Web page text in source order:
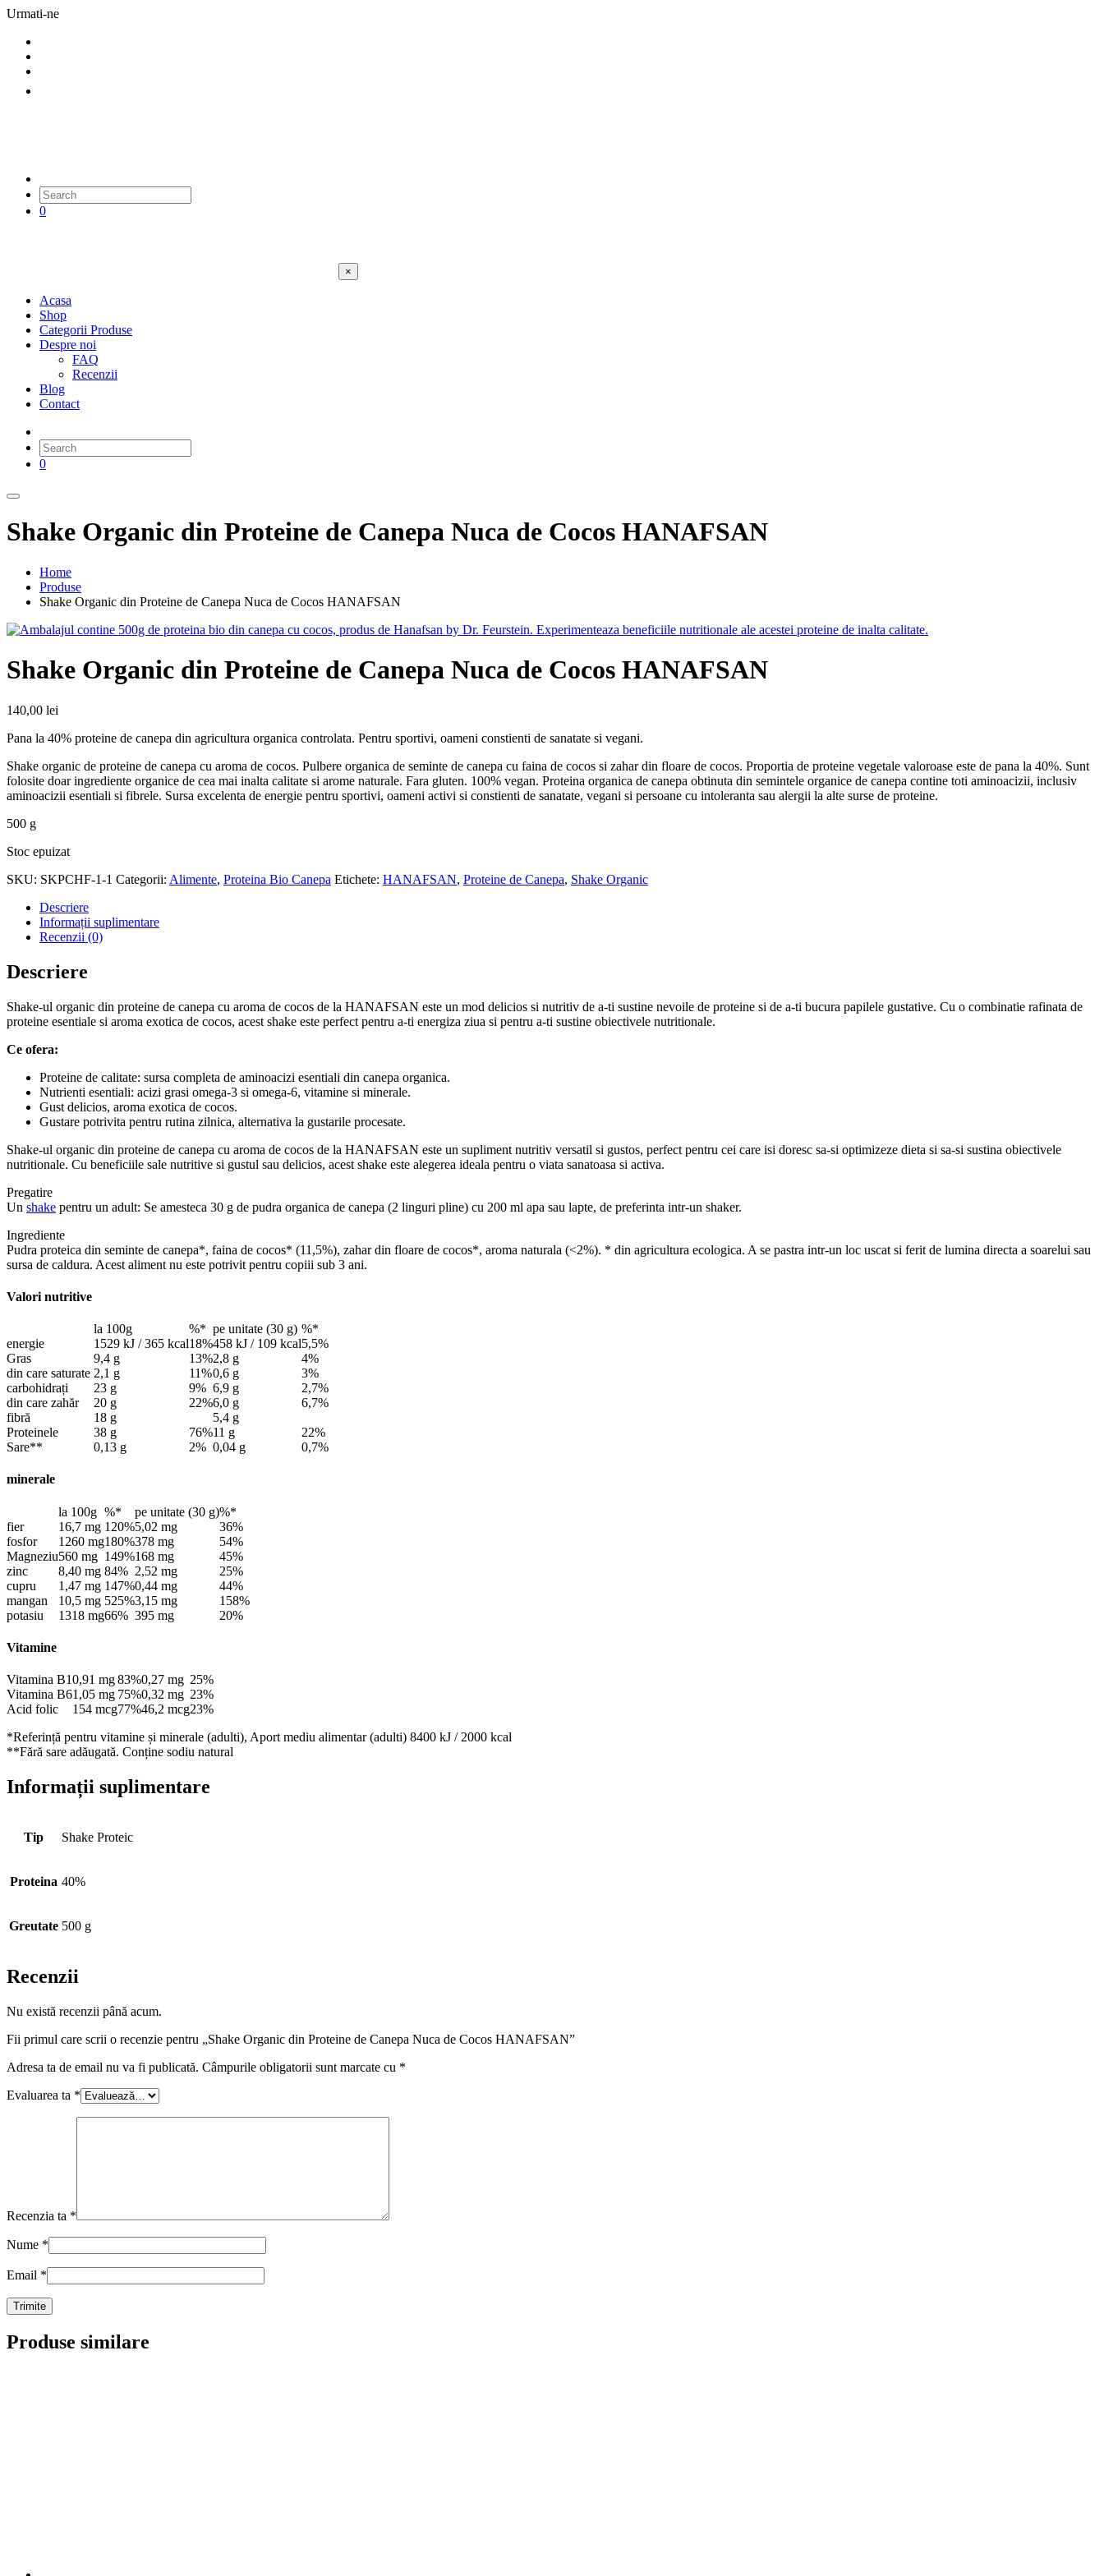
Urmati-ne
0
×
Acasa
Shop
Categorii Produse
Despre noi
FAQ
Recenzii
Blog
Contact
0
Shake Organic din Proteine ​​de Canepa Nuca de Cocos HANAFSAN
Home
Produse
Shake Organic din Proteine ​​de Canepa Nuca de Cocos HANAFSAN
Shake Organic din Proteine ​​de Canepa Nuca de Cocos HANAFSAN
140,00 lei
Pana la 40% proteine ​​de canepa din agricultura organica controlata. Pentru sportivi, oameni constienti de sanatate si vegani.
Shake organic de proteine ​​de canepa cu aroma de cocos. Pulbere organica de seminte de canepa cu faina de cocos si zahar din floare de cocos. Proportia de proteine ​​vegetale valoroase este de pana la 40%. Sunt
folosite doar ingrediente organice de cea mai inalta calitate si arome naturale. Fara gluten. 100% vegan. Proteina organica de canepa obtinuta din semintele organice de canepa contine toti aminoacizii, inclusiv
aminoacizii esentiali si fibrele. Sursa excelenta de energie pentru sportivi, oameni activi si constienti de sanatate, vegani si persoane cu intoleranta sau alergii la alte surse de proteine.
500 g
Stoc epuizat
SKU: SKPCHF-1-1 Categorii: Alimente, Proteina Bio Canepa Etichete: HANAFSAN, Proteine ​​de Canepa, Shake Organic
Descriere
Informații suplimentare
Recenzii (0)
Descriere
Shake-ul organic din proteine de canepa cu aroma de cocos de la HANAFSAN este un mod delicios si nutritiv de a-ti sustine nevoile de proteine si de a-ti bucura papilele gustative. Cu o combinatie rafinata de
proteine esentiale si aroma exotica de cocos, acest shake este perfect pentru a-ti energiza ziua si pentru a-ti sustine obiectivele nutritionale.
Ce ofera:
Proteine de calitate: sursa completa de aminoacizi esentiali din canepa organica.
Nutrienti esentiali: acizi grasi omega-3 si omega-6, vitamine si minerale.
Gust delicios, aroma exotica de cocos.
Gustare potrivita pentru rutina zilnica, alternativa la gustarile procesate.
Shake-ul organic din proteine de canepa cu aroma de cocos de la HANAFSAN este un supliment nutritiv versatil si gustos, perfect pentru cei care isi doresc sa-si optimizeze dieta si sa-si sustina obiectivele
nutritionale. Cu beneficiile sale nutritive si gustul sau delicios, acest shake este alegerea ideala pentru o viata sanatoasa si activa.
Pregatire
Un shake pentru un adult: Se amesteca 30 g de pudra organica de canepa (2 linguri pline) cu 200 ml apa sau lapte, de preferinta intr-un shaker.
Ingrediente
Pudra proteica din seminte de canepa*, faina de cocos* (11,5%), zahar din floare de cocos*, aroma naturala (<2%). * din agricultura ecologica. A se pastra intr-un loc uscat si ferit de lumina directa a soarelui sau
sursa de caldura. Acest aliment nu este potrivit pentru copiii sub 3 ani.
Valori nutritive
la 100g %* pe unitate (30 g) %*
energie
1529 kJ / 365 kcal18%458 kJ / 109 kcal5,5%
Gras
9,4 g 13%2,8 g
4%
din care saturate 2,1 g 11%0,6 g
3%
carbohidrați
23 g 9% 6,9 g
2,7%
din care zahăr
20 g 22%6,0 g
6,7%
fibră
18 g
5,4 g
Proteinele
38 g 76%11 g
22%
Sare**
0,13 g 2% 0,04 g 0,7%
minerale
la 100g %* pe unitate (30 g)%*
fier
16,7 mg 120%5,02 mg
36%
fosfor
1260 mg180%378 mg
54%
Magneziu560 mg 149%168 mg
45%
zinc
8,40 mg 84% 2,52 mg
25%
cupru
1,47 mg 147%0,44 mg
44%
mangan
10,5 mg 525%3,15 mg
158%
potasiu
1318 mg66% 395 mg 20%
Vitamine
Vitamina B10,91 mg83%0,27 mg 25%
Vitamina B61,05 mg 75%0,32 mg 23%
Acid folic
154 mcg77%46,2 mcg23%
*Referință pentru vitamine și minerale (adulti), Aport mediu alimentar (adulti) 8400 kJ / 2000 kcal
**Fără sare adăugată. Conține sodiu natural
Informații suplimentare
Tip Shake Proteic
Proteina 40%
Greutate 500 g
Recenzii
Nu există recenzii până acum.
Fii primul care scrii o recenzie pentru „Shake Organic din Proteine ​​de Canepa Nuca de Cocos HANAFSAN”
Adresa ta de email nu va fi publicată. Câmpurile obligatorii sunt marcate cu *
Evaluarea ta *
Recenzia ta *
Nume *
Email *
Produse similare